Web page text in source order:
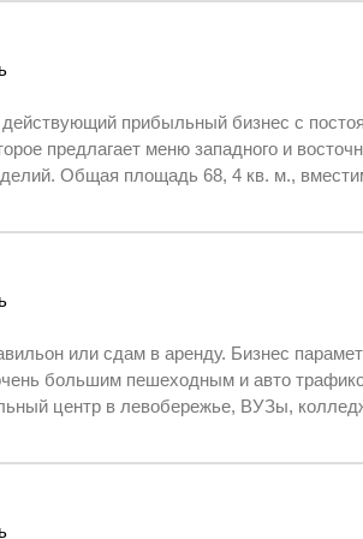
питание одного человека в течении суток.
бизнес с постоянной клиентурой -
в связи с перепрофилированием бизнеса. С продажей не торопимся.
ВУЗы, колледжи, школы, кинотеатр и